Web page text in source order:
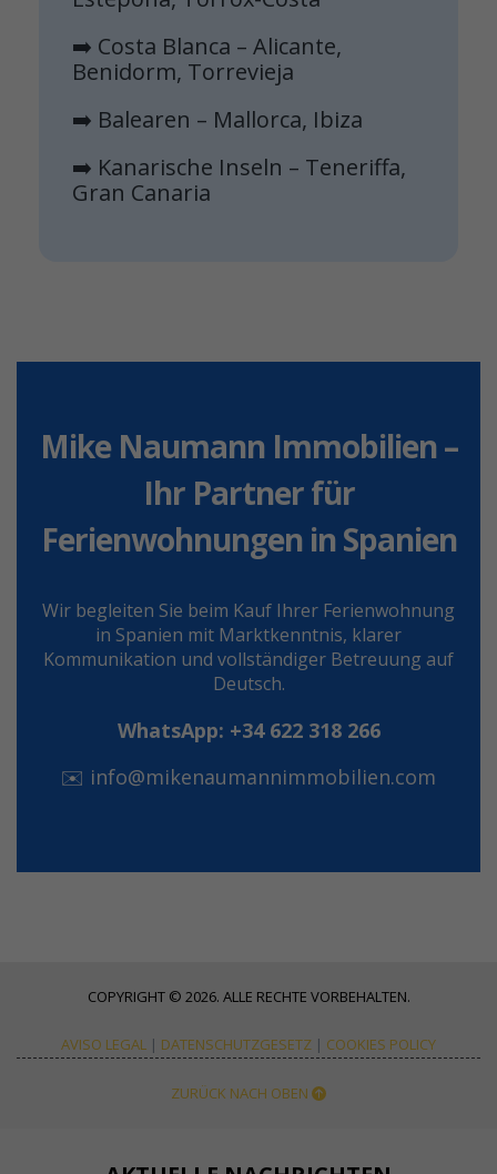
➡️ Costa Blanca – Alicante,
Benidorm, Torrevieja
➡️ Balearen – Mallorca, Ibiza
➡️ Kanarische Inseln – Teneriffa,
Gran Canaria
Mike Naumann Immobilien –
Ihr Partner für
Ferienwohnungen in Spanien
Wir begleiten Sie beim Kauf Ihrer Ferienwohnung
in Spanien mit Marktkenntnis, klarer
Kommunikation und vollständiger Betreuung auf
Deutsch.
WhatsApp: +34 622 318 266
✉️ info@mikenaumannimmobilien.com
COPYRIGHT © 2026. ALLE RECHTE VORBEHALTEN.
AVISO LEGAL | DATENSCHUTZGESETZ | COOKIES POLICY
ZURÜCK NACH OBEN